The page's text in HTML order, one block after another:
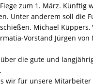
zum 1. März. Künftig
Unter anderem soll die
Michael Küppers,
Vorstand Jürgen von
die gute und
wir für unsere Mitarbeiter